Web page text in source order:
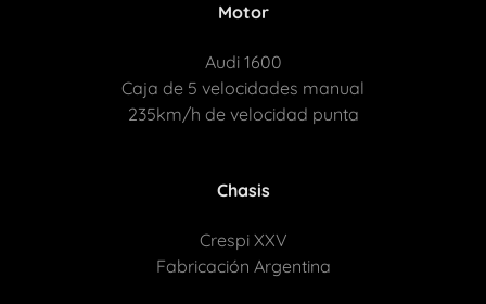
Motor
Audi 1600
Caja de 5 velocidades manual
235km/h de velocidad punta
Chasis
Crespi XXV
Fabricación Argentina